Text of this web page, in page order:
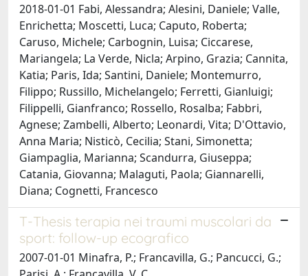
2018-01-01 Fabi, Alessandra; Alesini, Daniele; Valle,
Enrichetta; Moscetti, Luca; Caputo, Roberta;
Caruso, Michele; Carbognin, Luisa; Ciccarese,
Mariangela; La Verde, Nicla; Arpino, Grazia; Cannita,
Katia; Paris, Ida; Santini, Daniele; Montemurro,
Filippo; Russillo, Michelangelo; Ferretti, Gianluigi;
Filippelli, Gianfranco; Rossello, Rosalba; Fabbri,
Agnese; Zambelli, Alberto; Leonardi, Vita; D'Ottavio,
Anna Maria; Nisticò, Cecilia; Stani, Simonetta;
Giampaglia, Marianna; Scandurra, Giuseppa;
Catania, Giovanna; Malaguti, Paola; Giannarelli,
Diana; Cognetti, Francesco
T-Thesis terapia nei traumi muscolari da
sport: follow-up ecografico
2007-01-01 Minafra, P.; Francavilla, G.; Pancucci, G.;